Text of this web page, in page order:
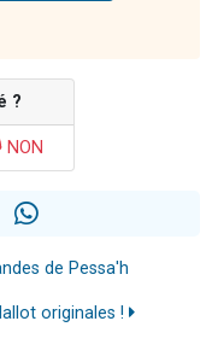
?
NON
de Pessa'h
originales !